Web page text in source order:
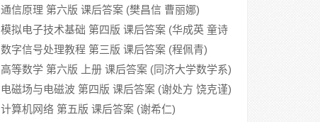
功)
通信原理 第六版 课后答案 (樊昌信 曹丽娜)
模拟电子技术基础 第四版 课后答案 (华成英 童诗
白)
数字信号处理教程 第三版 课后答案 (程佩青)
高等数学 第六版 上册 课后答案 (同济大学数学系)
电磁场与电磁波 第四版 课后答案 (谢处方 饶克谨)
计算机网络 第五版 课后答案 (谢希仁)